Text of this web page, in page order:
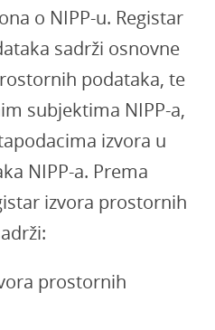
o NIPP-u. Registar
sadrži osnovne
podataka, te
subjektima NIPP-a,
izvora u
NIPP-a. Prema
izvora prostornih
prostornih